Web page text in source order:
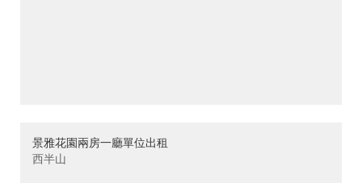
景雅花園兩房一廳單位出租
西半山